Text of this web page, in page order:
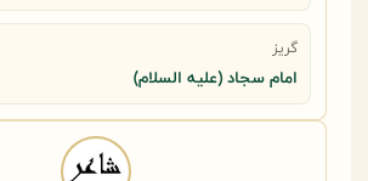
گریز
امام سجاد (علیه السلام)